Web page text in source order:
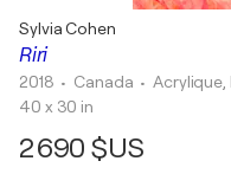
Riri
Sylvia Cohen
2018 • Canada •Acrylique,
40 x 30 in
2 690 $US